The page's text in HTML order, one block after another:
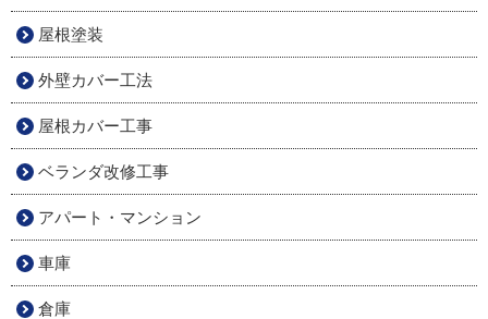
屋根塗装
外壁カバー工法
屋根カバー工事
ベランダ改修工事
アパート・マンション
車庫
倉庫